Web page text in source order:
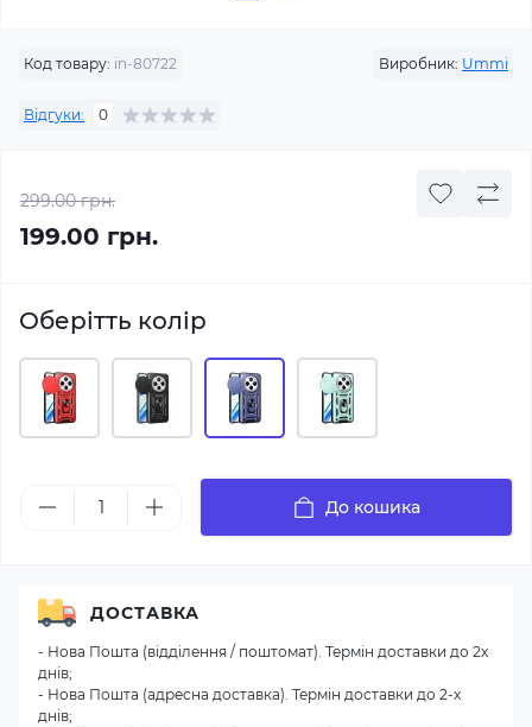
Код товару: in-80722 Виробник: Ummi
Відгуки: 0
299.00 грн.
199.00 грн.
Оберітть колір
До кошика
ДОСТАВКА
- Нова Пошта (відділення / поштомат). Термін доставки до 2х
днів;
- Нова Пошта (адресна доставка). Термін доставки до 2-х
днів;